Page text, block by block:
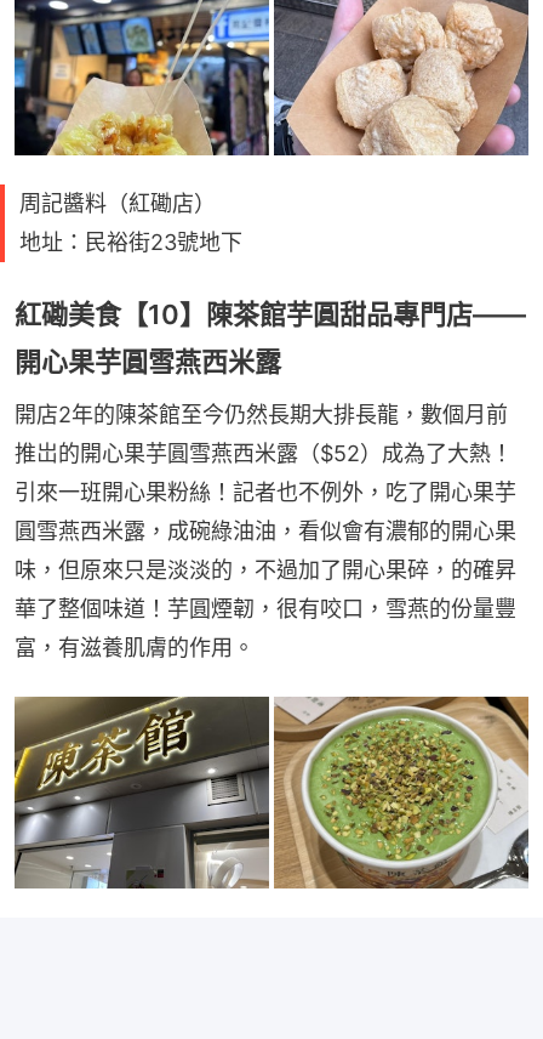
周記醬料（紅磡店）
地址：民裕街23號地下
紅磡美食【10】陳茶館芋圓甜品專門店——
開心果芋圓雪燕西米露
開店2年的陳茶館至今仍然長期大排長龍，數個月前
推岀的開心果芋圓雪燕西米露（$52）成為了大熱！
引來一班開心果粉絲！記者也不例外，吃了開心果芋
圓雪燕西米露，成碗綠油油，看似會有濃郁的開心果
味，但原來只是淡淡的，不過加了開心果碎，的確昇
華了整個味道！芋圓煙韌，很有咬口，雪燕的份量豐
富，有滋養肌膚的作用。